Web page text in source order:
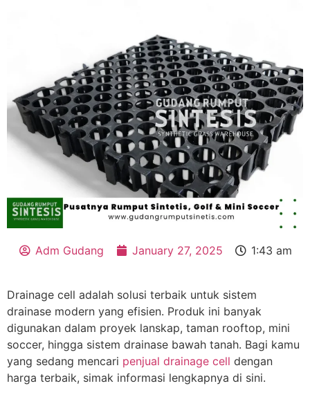
Adm Gudang January 27, 2025 1:43 am
Drainage cell adalah solusi terbaik untuk sistem
drainase modern yang efisien. Produk ini banyak
digunakan dalam proyek lanskap, taman rooftop, mini
soccer, hingga sistem drainase bawah tanah. Bagi kamu
yang sedang mencari penjual drainage cell dengan
harga terbaik, simak informasi lengkapnya di sini.